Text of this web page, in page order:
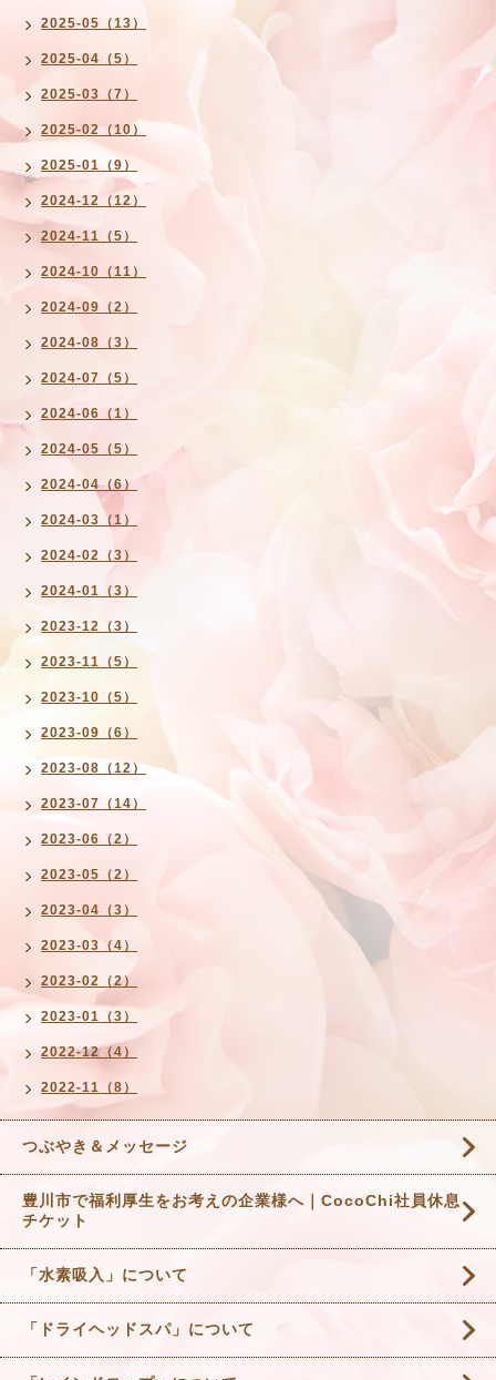
2025-05（13）
2025-04（5）
2025-03（7）
2025-02（10）
2025-01（9）
2024-12（12）
2024-11（5）
2024-10（11）
2024-09（2）
2024-08（3）
2024-07（5）
2024-06（1）
2024-05（5）
2024-04（6）
2024-03（1）
2024-02（3）
2024-01（3）
2023-12（3）
2023-11（5）
2023-10（5）
2023-09（6）
2023-08（12）
2023-07（14）
2023-06（2）
2023-05（2）
2023-04（3）
2023-03（4）
2023-02（2）
2023-01（3）
2022-12（4）
2022-11（8）
つぶやき＆メッセージ
豊川市で福利厚生をお考えの企業様へ｜CocoChi社員休息
チケット
「水素吸入」について
「ドライヘッドスパ」について